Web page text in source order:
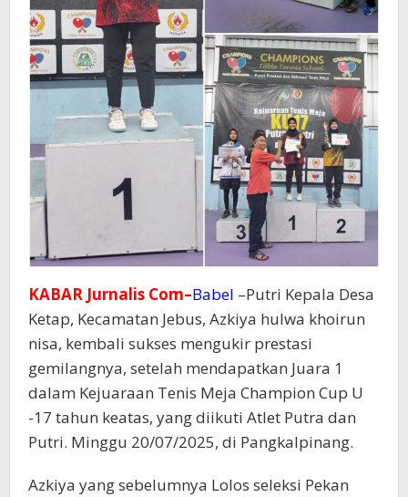
KABAR Jurnalis Com–Babel –Putri Kepala Desa
Ketap, Kecamatan Jebus, Azkiya hulwa khoirun
nisa, kembali sukses mengukir prestasi
gemilangnya, setelah mendapatkan Juara 1
dalam Kejuaraan Tenis Meja Champion Cup U
-17 tahun keatas, yang diikuti Atlet Putra dan
Putri. Minggu 20/07/2025, di Pangkalpinang.
Azkiya yang sebelumnya Lolos seleksi Pekan